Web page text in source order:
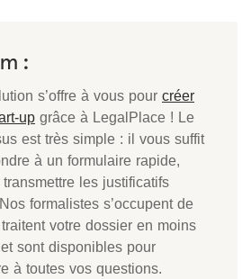
:
s’offre à vous pour créer
up grâce à LegalPlace ! Le
est très simple : il vous suffit
à un formulaire rapide,
les justificatifs
formalistes s’occupent de
votre dossier en moins
sont disponibles pour
à toutes vos questions.